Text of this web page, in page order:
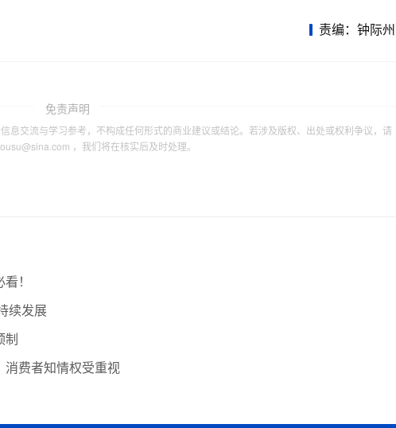
责编：钟际州
免责声明
息交流与学习参考，不构成任何形式的商业建议或结论。若涉及版权、出处或权利争议，请
，我们将在核实后及时处理。
！
续发展
制
费者知情权受重视